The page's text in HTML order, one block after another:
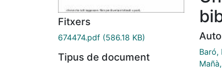
Fitxers
674474.pdf (586.18 KB)
Tipus de document
Baró,